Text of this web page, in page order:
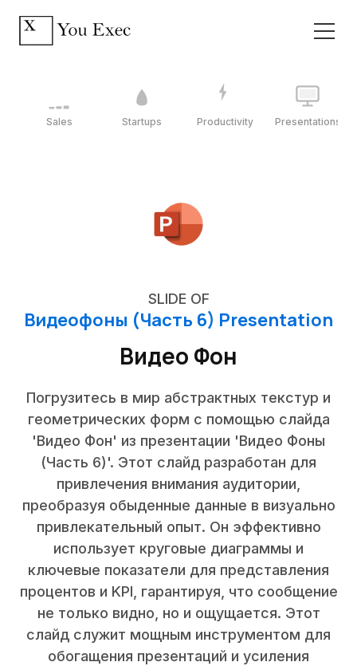
Sales Startups Productivity Presentations
SLIDE OF
Видеофоны (Часть 6) Presentation
Видео Фон
Погрузитесь в мир абстрактных текстур и
геометрических форм с помощью слайда
'Видео Фон' из презентации 'Видео Фоны
(Часть 6)'. Этот слайд разработан для
привлечения внимания аудитории,
преобразуя обыденные данные в визуально
привлекательный опыт. Он эффективно
использует круговые диаграммы и
ключевые показатели для представления
процентов и KPI, гарантируя, что сообщение
не только видно, но и ощущается. Этот
слайд служит мощным инструментом для
обогащения презентаций и усиления